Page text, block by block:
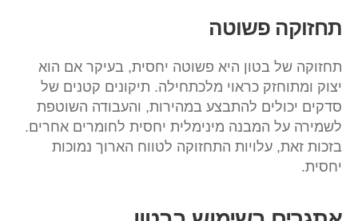
תחזוקה פשוטה
תחזוקה של בטון היא פשוטה יחסית, בעיקר אם הוא
יצוק ומתוחזק כראוי מלכתחילה. תיקונים קטנים של
סדקים יכולים להתבצע במהירות, והעבודה השוטפת
לשמירה על המבנה מינימלית יחסית לחומרים אחרים.
בזכות זאת, עלויות התחזוקה לטווח הארוך נמוכות
יחסית.